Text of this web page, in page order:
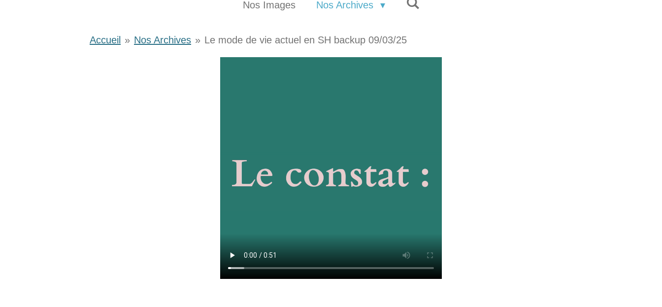
Nos Images Nos Archives
Accueil » Nos Archives » Le mode de vie actuel en SH backup 09/03/25